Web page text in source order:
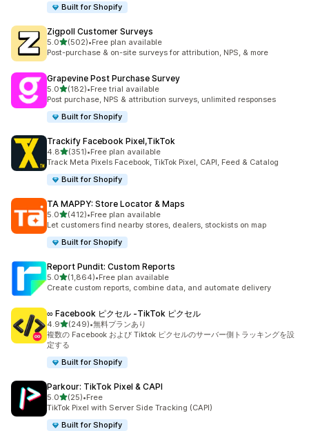
Built for Shopify
Zigpoll Customer Surveys
5.05つ星中
(502)
合計レビュー数：502件
•Free plan available
Post-purchase & on-site surveys for attribution, NPS, & more
Grapevine Post Purchase Survey
5.05つ星中
(182)
合計レビュー数：182件
•Free trial available
Post purchase, NPS & attribution surveys, unlimited responses
Built for Shopify
Trackify Facebook Pixel,TikTok
4.85つ星中
(351)
合計レビュー数：351件
•Free plan available
Track Meta Pixels Facebook, TikTok Pixel, CAPI, Feed & Catalog
Built for Shopify
TA MAPPY: Store Locator & Maps
5.05つ星中
(412)
合計レビュー数：412件
•Free plan available
Let customers find nearby stores, dealers, stockists on map
Built for Shopify
Report Pundit: Custom Reports
5.05つ星中
(1,864)
合計レビュー数：1864件
•Free plan available
Create custom reports, combine data, and automate delivery
∞ Facebook ピクセル ‑TikTok ピクセル
4.95つ星中
(249)
合計レビュー数：249件
•無料プランあり
複数の Facebook および Tiktok ピクセルのサーバー側トラッキングを設
定する
Built for Shopify
Parkour: TikTok Pixel & CAPI
5.05つ星中
(25)
合計レビュー数：25件
•Free
TikTok Pixel with Server Side Tracking (CAPI)
Built for Shopify